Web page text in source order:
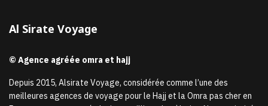
Al Sirate Voyage
© Agence agréée omra et hajj
Depuis 2015, Alsirate Voyage, considérée comme l’une des
meilleures agences de voyage pour le Hajj et la Omra pas cher en